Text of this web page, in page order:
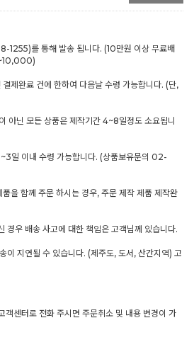
1255)를 통해 발송 됩니다. (10만원 이상 무료배
제완료 건에 한하여 다음날 수령 가능합니다. (단,
아닌 모든 상품은 제작기간 4~8일정도 소요됩니
일 이내 수령 가능합니다. (상품보유문의 02-
품을 함께 주문 하시는 경우, 주문 제작 제품 제작완
경우 배송 사고에 대한 책임은 고객님께 있습니다.
이 지연될 수 있습니다. (제주도, 도서, 산간지역) 고
객센터로 전화 주시면 주문취소 및 내용 변경이 가